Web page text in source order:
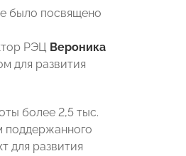
было посвящено
РЭЦ Вероника
для развития
более 2,5 тыс.
поддержанного
для развития